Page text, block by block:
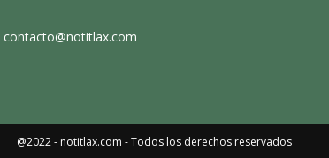
contacto@notitlax.com
@2022 - notitlax.com - Todos los derechos reservados